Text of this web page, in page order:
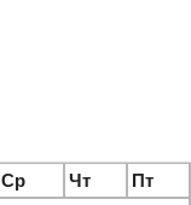
Ср Чт Пт